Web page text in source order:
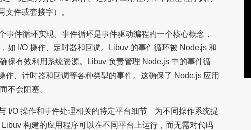
文件或套接字）。
事件循环实现。事件循环是事件驱动编程的一个核心概念，
如 I/O 操作、定时器和回调。Libuv 的事件循环被 Node.js 和
保有效利用系统资源。Libuv 负责管理 Node.js 中的事件循
作、计时器和回调等各种类型的事件。这确保了 Node.js 应用
不会阻塞。
I/O 操作和事件处理相关的特定平台细节，为不同操作系统提
构建的应用程序可以在不同平台上运行，而无需对代码